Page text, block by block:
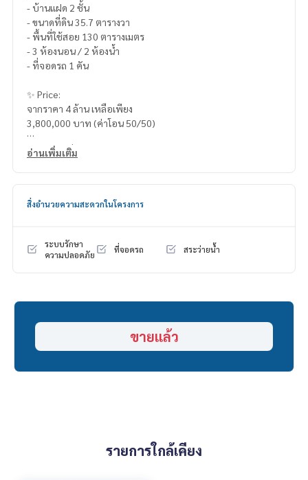
- บ้านแฝด 2 ชั้น
- ขนาดที่ดิน 35.7 ตารางวา
- พื้นที่ใช้สอย 130 ตารางเมตร
- 3 ห้องนอน / 2 ห้องน้ำ
- ที่จอดรถ 1 คัน
✨ Price:
จากราคา 4 ล้าน เหลือเพียง
3,800,000 บาท (ค่าโอน 50/50)
บริการสินเชื่อฟรี! เลือกได้ทุกธนาคาร
______________________
062-879-5289
LINE: @homethailand
✔️ รับฝากขาย รับซื้อ ขายฝาก จำนอง
📲 Follow us:
#นายหน้าที่จริงใจ #รับฝากขายอสังหา
อ่านเพิ่มเติม
สิ่งอำนวยความสะดวกในโครงการ
ระบบรักษา
ความปลอดภัย
ที่จอดรถ สระว่ายน้ำ
ขายแล้ว
รายการใกล้เคียง